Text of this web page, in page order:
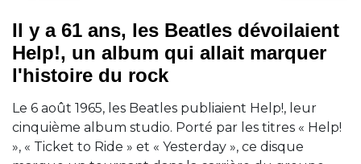
Il y a 61 ans, les Beatles dévoilaient
Help!, un album qui allait marquer
l'histoire du rock
Le 6 août 1965, les Beatles publiaient Help!, leur
cinquième album studio. Porté par les titres « Help!
», « Ticket to Ride » et « Yesterday », ce disque